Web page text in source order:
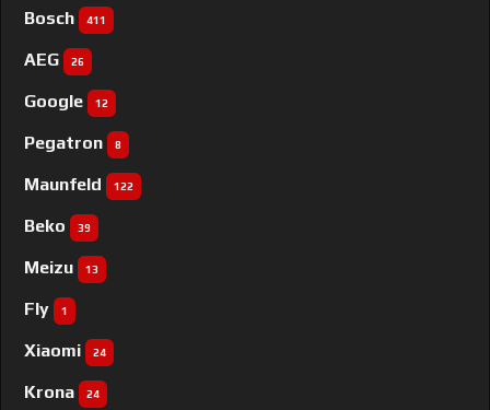
Bosch 411
AEG 26
Google 12
Pegatron 8
Maunfeld 122
Beko 39
Meizu 13
Fly 1
Xiaomi 24
Krona 24